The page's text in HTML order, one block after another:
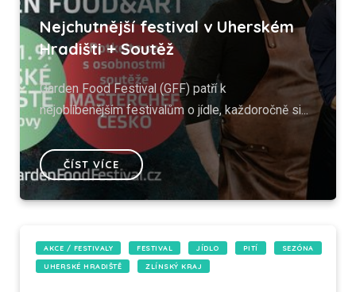
Nejchutnější festival v Uherském
Hradišti + Soutěž
Garden Food Festival (GFF) patří k
nejoblíbenějším festivalům o jídle, každoročně si...
ČÍST VÍCE
AKCE / FESTIVALY FESTIVAL JÍDLO PITÍ SEZÓNA
UHERSKÉ HRADIŠTĚ ZLÍNSKÝ KRAJ